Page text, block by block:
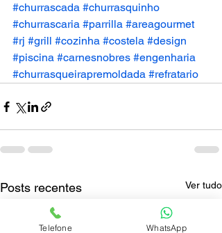
#churrascada #churrasquinho
#churrascaria #parrilla #areagourmet
#rj #grill #cozinha #costela #design
#piscina #carnesnobres #engenharia
#churrasqueirapremoldada #refratario
Posts recentes Ver tudo
Telefone WhatsApp